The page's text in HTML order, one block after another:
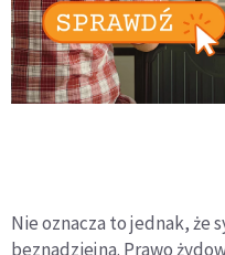
Nie oznacza to jednak, że
beznadziejna. Prawo